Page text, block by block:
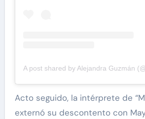
A post shared by Alejandra Guzmán
Acto seguido, la intérprete de
externó su descontento con